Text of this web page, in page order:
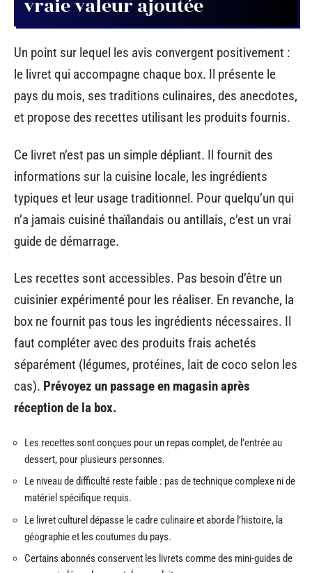
vraie valeur ajoutée
Un point sur lequel les avis convergent positivement :
le livret qui accompagne chaque box. Il présente le
pays du mois, ses traditions culinaires, des anecdotes,
et propose des recettes utilisant les produits fournis.
Ce livret n’est pas un simple dépliant. Il fournit des
informations sur la cuisine locale, les ingrédients
typiques et leur usage traditionnel. Pour quelqu’un qui
n’a jamais cuisiné thaïlandais ou antillais, c’est un vrai
guide de démarrage.
Les recettes sont accessibles. Pas besoin d’être un
cuisinier expérimenté pour les réaliser. En revanche, la
box ne fournit pas tous les ingrédients nécessaires. Il
faut compléter avec des produits frais achetés
séparément (légumes, protéines, lait de coco selon les
cas). Prévoyez un passage en magasin après
réception de la box.
Les recettes sont conçues pour un repas complet, de l’entrée au
dessert, pour plusieurs personnes.
Le niveau de difficulté reste faible : pas de technique complexe ni de
matériel spécifique requis.
Le livret culturel dépasse le cadre culinaire et aborde l’histoire, la
géographie et les coutumes du pays.
Certains abonnés conservent les livrets comme des mini-guides de